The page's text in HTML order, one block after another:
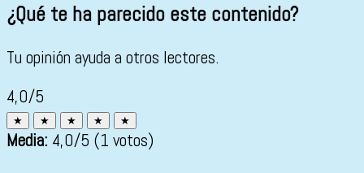
¿Qué te ha parecido este contenido?
Tu opinión ayuda a otros lectores.
4,0/5
★ ★ ★ ★ ★
Media: 4,0/5 (1 votos)